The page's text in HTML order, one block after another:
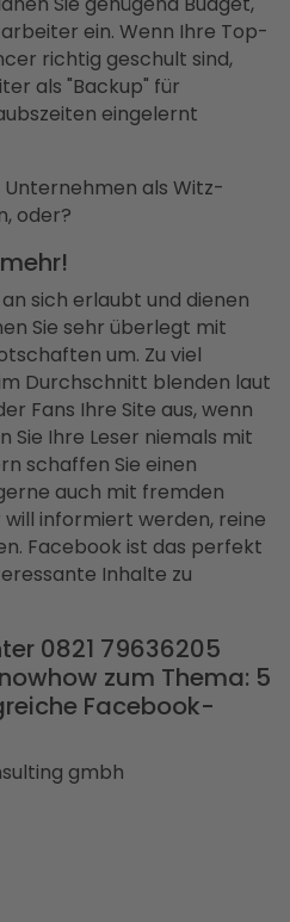
ein. Wenn Ihre Top-
richtig geschult sind,
als "Backup" für
eingelernt
als Witz-
oder?
sich erlaubt und dienen
Sie sehr überlegt mit
um. Zu viel
Durchschnitt blenden laut
Fans Ihre Site aus, wenn
Sie Ihre Leser niemals mit
schaffen Sie einen
auch mit fremden
will informiert werden, reine
Facebook ist das perfekt
Inhalte zu
0821 79636205
zum Thema: 5
Facebook-
gmbh